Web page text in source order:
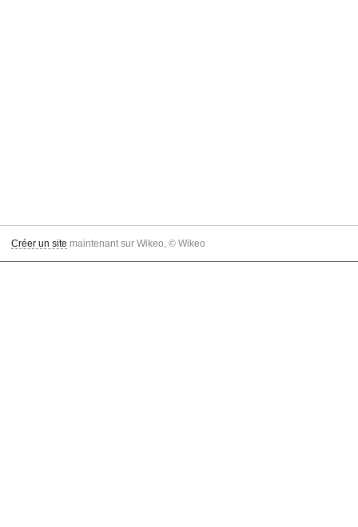
Créer un site maintenant sur Wikeo, © Wikeo